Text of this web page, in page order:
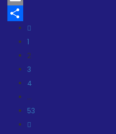
Email
Teilen
1
2
3
4
…
53